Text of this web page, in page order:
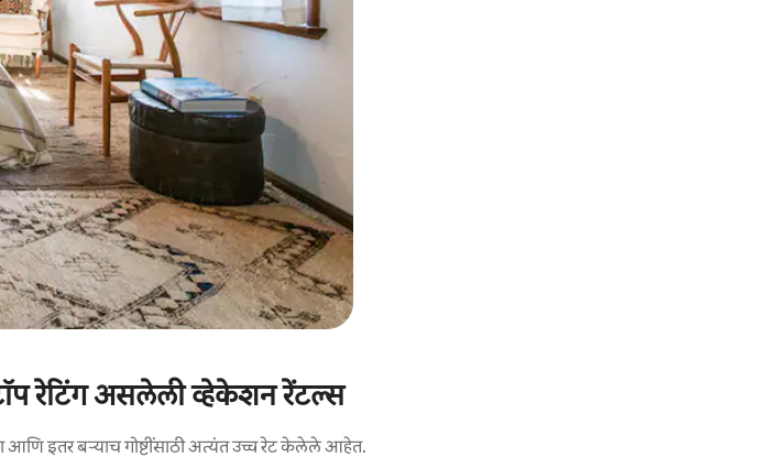
रेटिंग असलेली व्हेकेशन रेंटल्स
इतर बऱ्याच गोष्टींसाठी अत्यंत उच्च रेट केलेले आहेत.